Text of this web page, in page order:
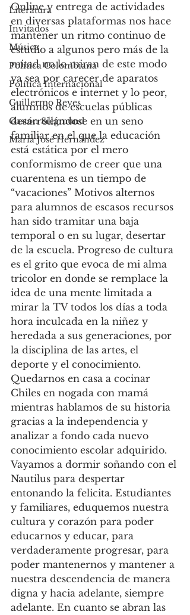
Literatura
Invitados
Música
Política Colombiana
Política Internacional
Guillermo Reyes
Gastón Siegmund
Maria José Hernández
Online y entrega de actividades
en diversas plataformas nos hace
mantener un ritmo continuo de
estudio a algunos pero más de la
mitad no lo miran de este modo
ya sea por carecer de aparatos
electrónicos e internet y lo peor,
alumnos de escuelas públicas
desarrollándose en un seno
familiar en el que la educación
está estática por el mero
conformismo de creer que una
cuarentena es un tiempo de
“vacaciones” Motivos alternos
para alumnos de escasos recursos
han sido tramitar una baja
temporal o en su lugar, desertar
de la escuela. Progreso de cultura
es el grito que evoca de mi alma
tricolor en donde se remplace la
idea de una mente limitada a
mirar la TV todos los días a toda
hora inculcada en la niñez y
heredada a sus generaciones, por
la disciplina de las artes, el
deporte y el conocimiento.
Quedarnos en casa a cocinar
Chiles en nogada con mamá
mientras hablamos de su historia
gracias a la independencia y
analizar a fondo cada nuevo
conocimiento escolar adquirido.
Vayamos a dormir soñando con el
Nautilus para despertar
entonando la felicita. Estudiantes
y familiares, eduquemos nuestra
cultura y corazón para poder
educarnos y educar, para
verdaderamente progresar, para
poder mantenernos y mantener a
nuestra descendencia de manera
digna y hacia adelante, siempre
adelante. En cuanto se abran las